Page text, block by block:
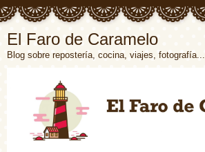
El Faro de Caramelo
Blog sobre repostería, cocina, viajes, fotografía...